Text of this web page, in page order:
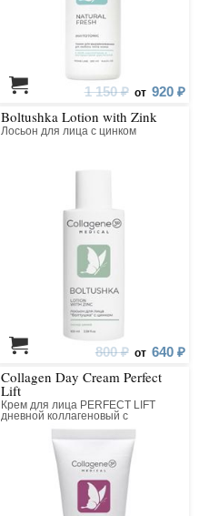
1 150 ₽ от 920 ₽
Boltushka Lotion with Zink
Лосьон для лица с цинком
800 ₽ от 640 ₽
Collagen Day Cream Perfect
Lift
Крем для лица PERFECT LIFT
дневной коллагеновый с
матриксилом